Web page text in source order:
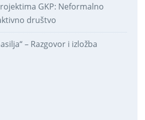
GKP: Neformalno
društvo
– Razgovor i izložba